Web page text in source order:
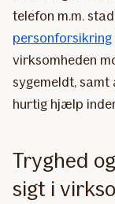
telefon m.m.
personforsikring
virksomheden
sygemeldt,
hurtig hjælp
Tryghed
sigt i